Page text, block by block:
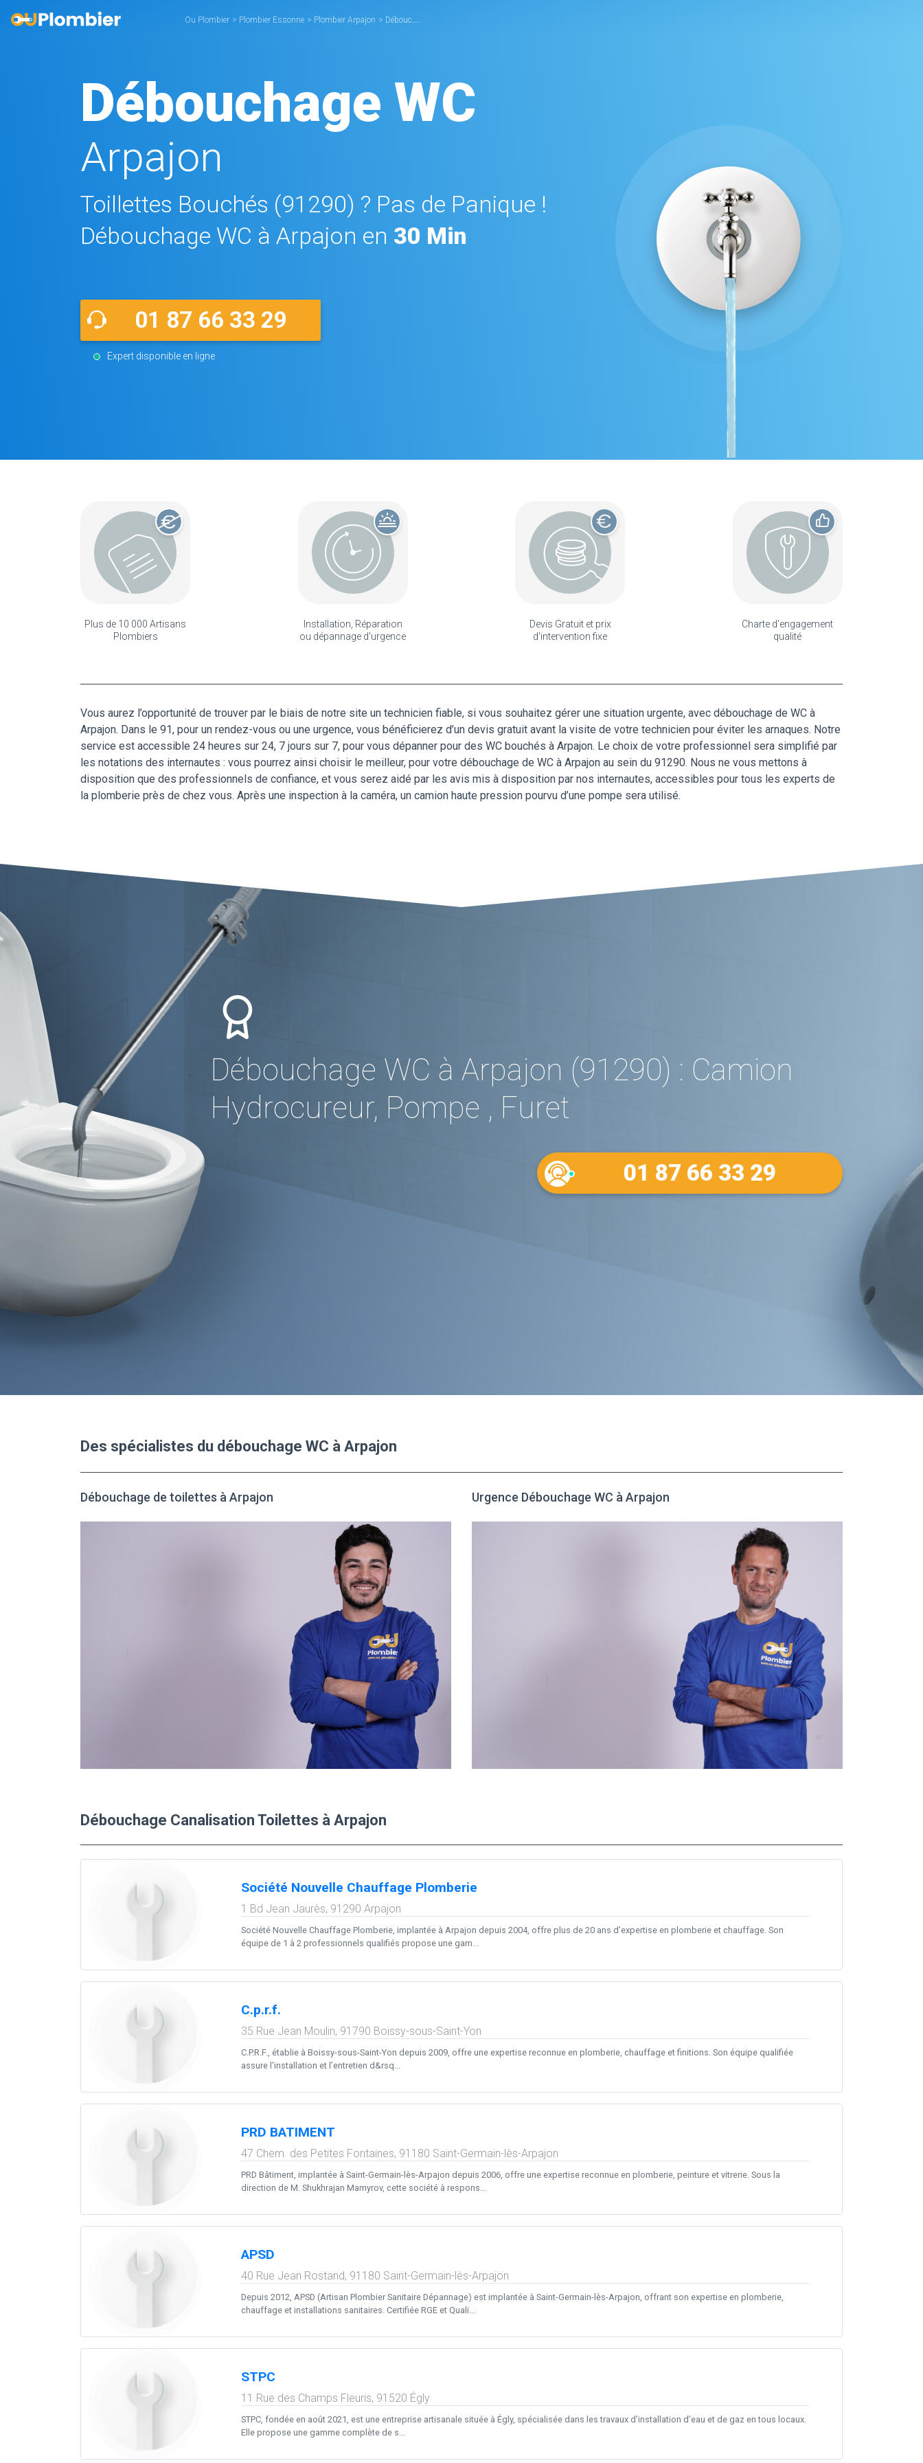
Ou Plombier > Plombier Essonne > Plombier Arpajon > Débouchage WC Arpajon
Débouchage WC
Arpajon
Toillettes Bouchés (91290) ? Pas de Panique !
Débouchage WC à Arpajon en 30 Min
01 87 66 33 29
Expert disponible en ligne
Plus de 10 000 Artisans
Plombiers
Installation, Réparation
ou dépannage d'urgence
Devis Gratuit et prix
d'intervention fixe
Charte d'engagement
qualité
Vous aurez l’opportunité de trouver par le biais de notre site un technicien fiable, si vous souhaitez gérer une situation urgente, avec débouchage de WC à
Arpajon. Dans le 91, pour un rendez-vous ou une urgence, vous bénéficierez d’un devis gratuit avant la visite de votre technicien pour éviter les arnaques. Notre
service est accessible 24 heures sur 24, 7 jours sur 7, pour vous dépanner pour des WC bouchés à Arpajon. Le choix de votre professionnel sera simplifié par
les notations des internautes : vous pourrez ainsi choisir le meilleur, pour votre débouchage de WC à Arpajon au sein du 91290. Nous ne vous mettons à
disposition que des professionnels de confiance, et vous serez aidé par les avis mis à disposition par nos internautes, accessibles pour tous les experts de
la plomberie près de chez vous. Après une inspection à la caméra, un camion haute pression pourvu d’une pompe sera utilisé.
Débouchage WC à Arpajon (91290) : Camion
Hydrocureur, Pompe , Furet
01 87 66 33 29
Des spécialistes du débouchage WC à Arpajon
Débouchage de toilettes à Arpajon Urgence Débouchage WC à Arpajon
Débouchage Canalisation Toilettes à Arpajon
Société Nouvelle Chauffage Plomberie
1 Bd Jean Jaurès, 91290 Arpajon
Société Nouvelle Chauffage Plomberie, implantée à Arpajon depuis 2004, offre plus de 20 ans d’expertise en plomberie et chauffage. Son
équipe de 1 à 2 professionnels qualifiés propose une gam...
C.p.r.f.
35 Rue Jean Moulin, 91790 Boissy-sous-Saint-Yon
C.P.R.F., établie à Boissy-sous-Saint-Yon depuis 2009, offre une expertise reconnue en plomberie, chauffage et finitions. Son équipe qualifiée
assure l’installation et l’entretien d&rsq...
PRD BATIMENT
47 Chem. des Petites Fontaines, 91180 Saint-Germain-lès-Arpajon
PRD Bâtiment, implantée à Saint-Germain-lès-Arpajon depuis 2006, offre une expertise reconnue en plomberie, peinture et vitrerie. Sous la
direction de M. Shukhrajan Mamyrov, cette société à respons...
APSD
40 Rue Jean Rostand, 91180 Saint-Germain-lès-Arpajon
Depuis 2012, APSD (Artisan Plombier Sanitaire Dépannage) est implantée à Saint-Germain-lès-Arpajon, offrant son expertise en plomberie,
chauffage et installations sanitaires. Certifiée RGE et Quali...
STPC
11 Rue des Champs Fleuris, 91520 Égly
STPC, fondée en août 2021, est une entreprise artisanale située à Égly, spécialisée dans les travaux d’installation d’eau et de gaz en tous locaux.
Elle propose une gamme complète de s...